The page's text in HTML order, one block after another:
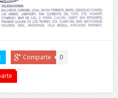
Comparte 0